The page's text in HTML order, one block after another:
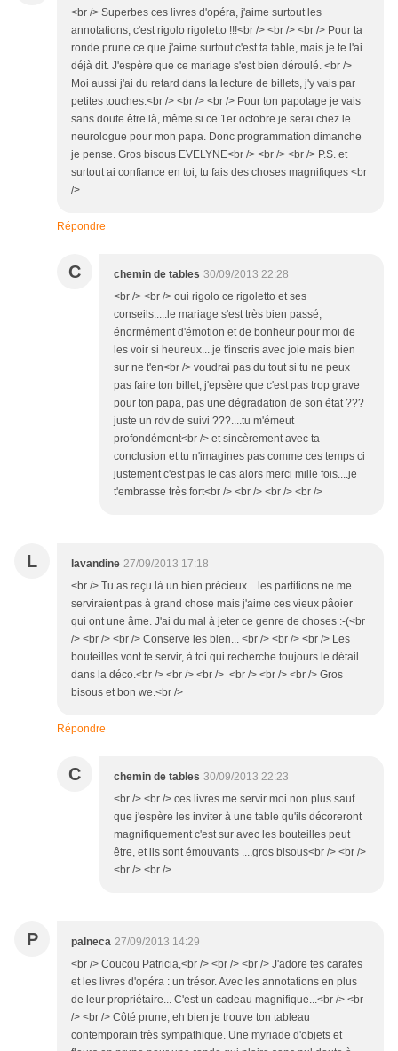
<br /> Superbes ces livres d'opéra, j'aime surtout les
annotations, c'est rigolo rigoletto !!!<br /> <br /> <br /> Pour ta
ronde prune ce que j'aime surtout c'est ta table, mais je te l'ai
déjà dit. J'espère que ce mariage s'est bien déroulé. <br />
Moi aussi j'ai du retard dans la lecture de billets, j'y vais par
petites touches.<br /> <br /> <br /> Pour ton papotage je vais
sans doute être là, même si ce 1er octobre je serai chez le
neurologue pour mon papa. Donc programmation dimanche
je pense. Gros bisous EVELYNE<br /> <br /> <br /> P.S. et
surtout ai confiance en toi, tu fais des choses magnifiques <br
/>
Répondre
C chemin de tables 30/09/2013 22:28
<br /> <br /> oui rigolo ce rigoletto et ses
conseils.....le mariage s'est très bien passé,
énormément d'émotion et de bonheur pour moi de
les voir si heureux....je t'inscris avec joie mais bien
sur ne t'en<br /> voudrai pas du tout si tu ne peux
pas faire ton billet, j'epsère que c'est pas trop grave
pour ton papa, pas une dégradation de son état ???
juste un rdv de suivi ???....tu m'émeut
profondément<br /> et sincèrement avec ta
conclusion et tu n'imagines pas comme ces temps ci
justement c'est pas le cas alors merci mille fois....je
t'embrasse très fort<br /> <br /> <br /> <br />
L lavandine 27/09/2013 17:18
<br /> Tu as reçu là un bien précieux ...les partitions ne me
serviraient pas à grand chose mais j'aime ces vieux pâoier
qui ont une âme. J'ai du mal à jeter ce genre de choses :-(<br
/> <br /> <br /> Conserve les bien... <br /> <br /> <br /> Les
bouteilles vont te servir, à toi qui recherche toujours le détail
dans la déco.<br /> <br /> <br /> <br /> <br /> <br /> Gros
bisous et bon we.<br />
Répondre
C chemin de tables 30/09/2013 22:23
<br /> <br /> ces livres me servir moi non plus sauf
que j'espère les inviter à une table qu'ils décoreront
magnifiquement c'est sur avec les bouteilles peut
être, et ils sont émouvants ....gros bisous<br /> <br />
<br /> <br />
P palneca 27/09/2013 14:29
<br /> Coucou Patricia,<br /> <br /> <br /> J'adore tes carafes
et les livres d'opéra : un trésor. Avec les annotations en plus
de leur propriétaire... C'est un cadeau magnifique...<br /> <br
/> <br /> Côté prune, eh bien je trouve ton tableau
contemporain très sympathique. Une myriade d'objets et